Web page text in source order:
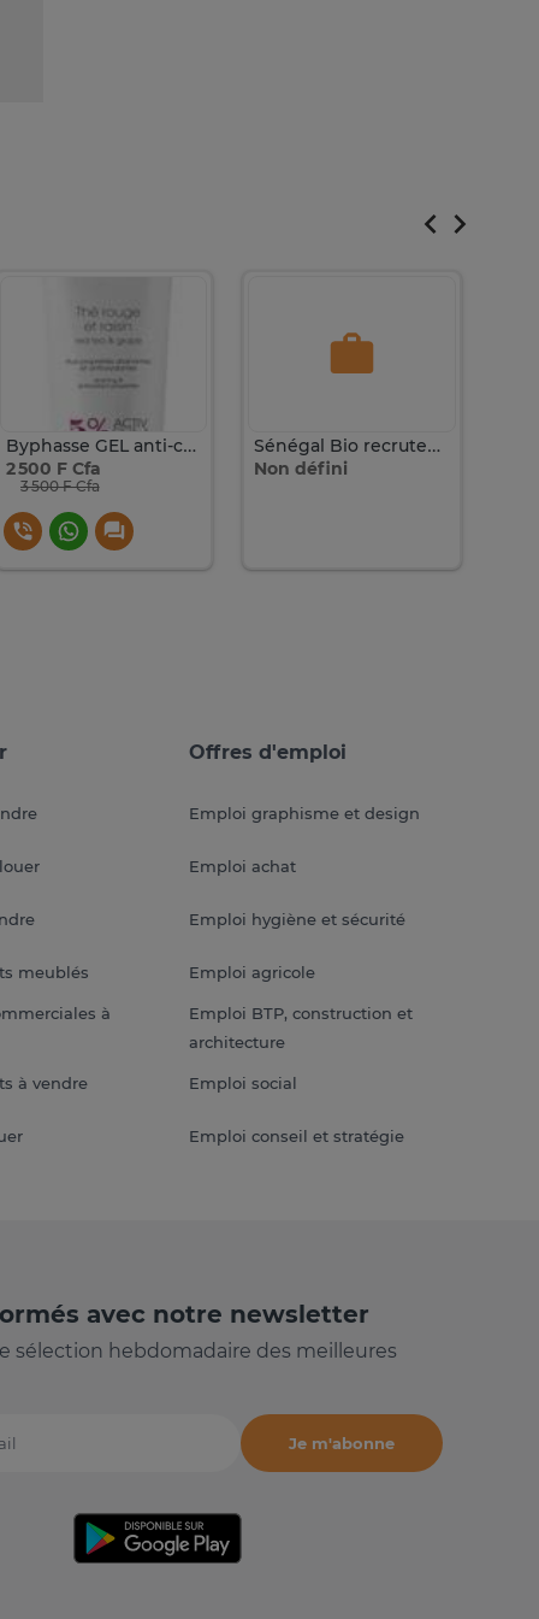
Byphasse GEL anti-cellulite thé rouge et raisin 250 ml
2 500 F Cfa
3 500 F Cfa
Sénégal Bio recrutement
Non défini
meublés
à
à vendre
Offres d'emploi
Emploi graphisme et design
Emploi achat
Emploi hygiène et sécurité
Emploi agricole
Emploi BTP, construction et
architecture
Emploi social
Emploi conseil et stratégie
avec notre newsletter
sélection hebdomadaire des meilleures
Je m'abonne